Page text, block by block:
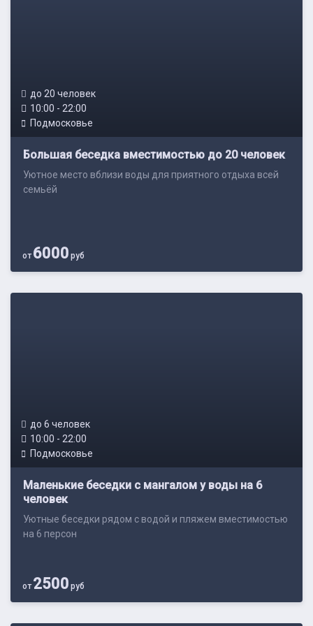
до 20 человек
10:00 - 22:00
Подмосковье
Большая беседка вместимостью до 20 человек
Уютное место вблизи воды для приятного отдыха всей
семьёй
от6000 руб
до 6 человек
10:00 - 22:00
Подмосковье
Маленькие беседки с мангалом у воды на 6
человек
Уютные беседки рядом с водой и пляжем вместимостью
на 6 персон
от2500 руб